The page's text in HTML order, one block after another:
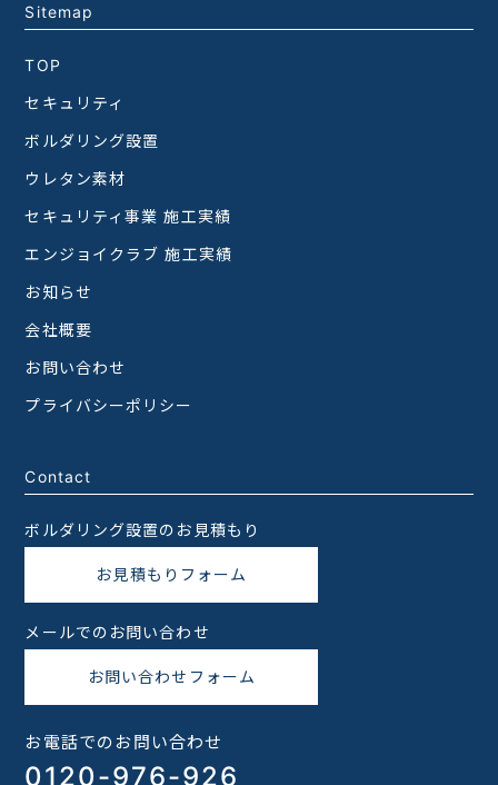
Sitemap
TOP
セキュリティ
ボルダリング設置
ウレタン素材
セキュリティ事業 施工実績
エンジョイクラブ 施工実績
お知らせ
会社概要
お問い合わせ
プライバシーポリシー
Contact
ボルダリング設置のお見積もり
お見積もりフォーム
メールでのお問い合わせ
お問い合わせフォーム
お電話でのお問い合わせ
0120-976-926